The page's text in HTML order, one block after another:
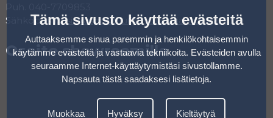
Sähköposti:asiakaspalvelu@pyora-asiantuntija.fi
Osoite showroomille
Tämä sivusto käyttää evästeitä
Auttaaksemme sinua paremmin ja henkilökohtaisemmin
käytämme evästeitä ja vastaavia tekniikoita. Evästeiden avulla
seuraamme Internet-käyttäytymistäsi sivustollamme.
Napsauta tästä saadaksesi lisätietoja.
Muokkaa Hyväksy Kieltäytyä